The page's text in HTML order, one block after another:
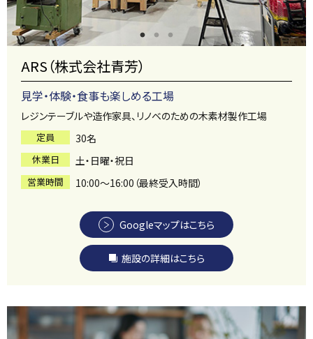
ARS（株式会社青芳）
見学・体験・食事も楽しめる工場
レジンテーブルや造作家具、リノベのための木素材製作工場
定員 30名
休業日 土・日曜・祝日
営業時間 10:00～16:00（最終受入時間）
Googleマップはこちら
施設の詳細はこちら